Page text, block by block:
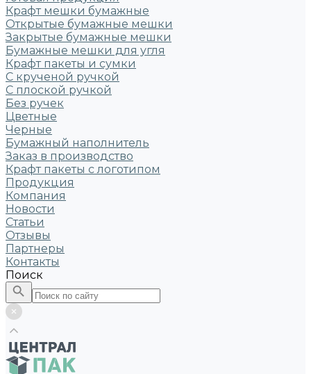
Крафт мешки бумажные
Открытые бумажные мешки
Закрытые бумажные мешки
Бумажные мешки для угля
Крафт пакеты и сумки
С крученой ручкой
С плоской ручкой
Без ручек
Цветные
Черные
Бумажный наполнитель
Заказ в производство
Крафт пакеты с логотипом
Продукция
Компания
Новости
Статьи
Отзывы
Партнеры
Контакты
Поиск